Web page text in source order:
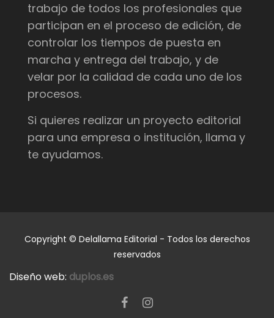
trabajo de todos los profesionales que
participan en el proceso de edición, de
controlar los tiempos de puesta en
marcha y entrega del trabajo, y de
velar por la calidad de cada uno de los
procesos.
Si quieres realizar un proyecto editorial
para una empresa o institución, llama y
te ayudamos.
Copyright © Delallama Editorial - Todos los derechos
reservados
Diseño web: duplos.es